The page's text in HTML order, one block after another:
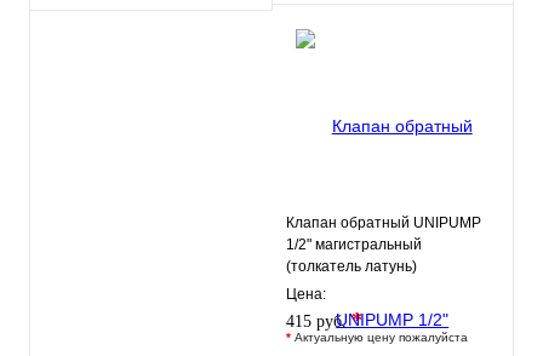
Клапан обратный UNIPUMP
1/2" магистральный
(толкатель латунь)
Цена:
415 руб.*
* Актуальную цену пожалуйста